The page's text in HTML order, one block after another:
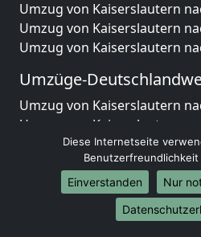
Umzug von Kaiserslautern
Umzug von Kaiserslautern
Umzug von Kaiserslautern
Umzüge-
Umzug von Kaiserslautern
Umzug von Kaiserslautern
Umzug von Kaiserslautern
Umzug von Kaiserslautern
Umzug von Kaiserslautern
Umzug von Kaiserslautern
Umzug von Kaiserslautern
Diese Internetseite
Einverstanden
Nur